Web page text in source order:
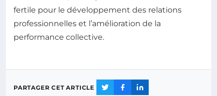
fertile pour le développement des relations
professionnelles et l’amélioration de la
performance collective.
PARTAGER CET ARTICLE